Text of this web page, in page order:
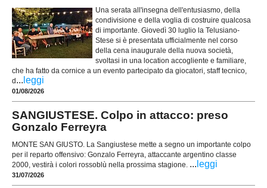
Una serata all'insegna dell'entusiasmo, della
condivisione e della voglia di costruire qualcosa
di importante. Giovedì 30 luglio la Telusiano-
Stese si è presentata ufficialmente nel corso
della cena inaugurale della nuova società,
svoltasi in una location accogliente e familiare,
che ha fatto da cornice a un evento partecipato da giocatori, staff tecnico,
d... leggi
01/08/2026
SANGIUSTESE. Colpo in attacco: preso
Gonzalo Ferreyra
MONTE SAN GIUSTO. La Sangiustese mette a segno un importante colpo
per il reparto offensivo: Gonzalo Ferreyra, attaccante argentino classe
2000, vestirà i colori rossoblù nella prossima stagione. ... leggi
31/07/2026